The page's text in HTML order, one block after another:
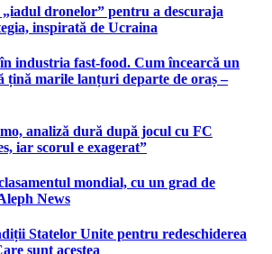
dronelor” pentru a descuraja
inspirată de Ucraina
industria fast-food. Cum încearcă un
țină marile lanțuri departe de oraș –
analiză dură după jocul cu FC
iar scorul e exagerat”
mondial, cu un grad de
News
Statelor Unite pentru redeschiderea
sunt acestea